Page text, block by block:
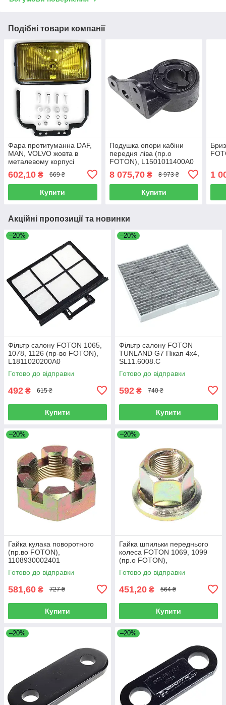
Подібні товари компанії
Фара протитуманна DAF,
MAN, VOLVO жовта в
металевому корпусі
кронштейном 81.25102-
6043
602,10 ₴ 669 ₴
Купити
Подушка опори кабіни
передня ліва (пр.о
FOTON), L1501011400A0
8 075,70₴ 8 973 ₴
Купити
1
Акційні пропозиції та новинки
–20%
Фільтр салону FOTON 1065,
1078, 1126 (пр-во FOTON),
L1811020200A0
Готово до відправки
492 ₴ 615 ₴
Купити
–20%
Фільтр салону FOTON
TUNLAND G7 Пікап 4х4,
SL11.6008.C
Готово до відправки
592 ₴ 740 ₴
Купити
–20%
Гайка кулака поворотного
(пр.во FOTON),
1108930002401
Готово до відправки
581,60 ₴ 727 ₴
Купити
–20%
Гайка шпильки переднього
колеса FOTON 1069, 1099
(пр.о FOTON),
1106930003404
Готово до відправки
451,20 ₴ 564 ₴
Купити
–20% –20%